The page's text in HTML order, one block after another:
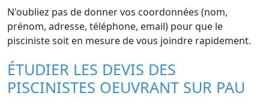
N'oubliez pas de donner vos coordonnées (nom,
prénom, adresse, téléphone, email) pour que le
pisciniste soit en mesure de vous joindre rapidement.
ÉTUDIER LES DEVIS DES
PISCINISTES OEUVRANT SUR PAU